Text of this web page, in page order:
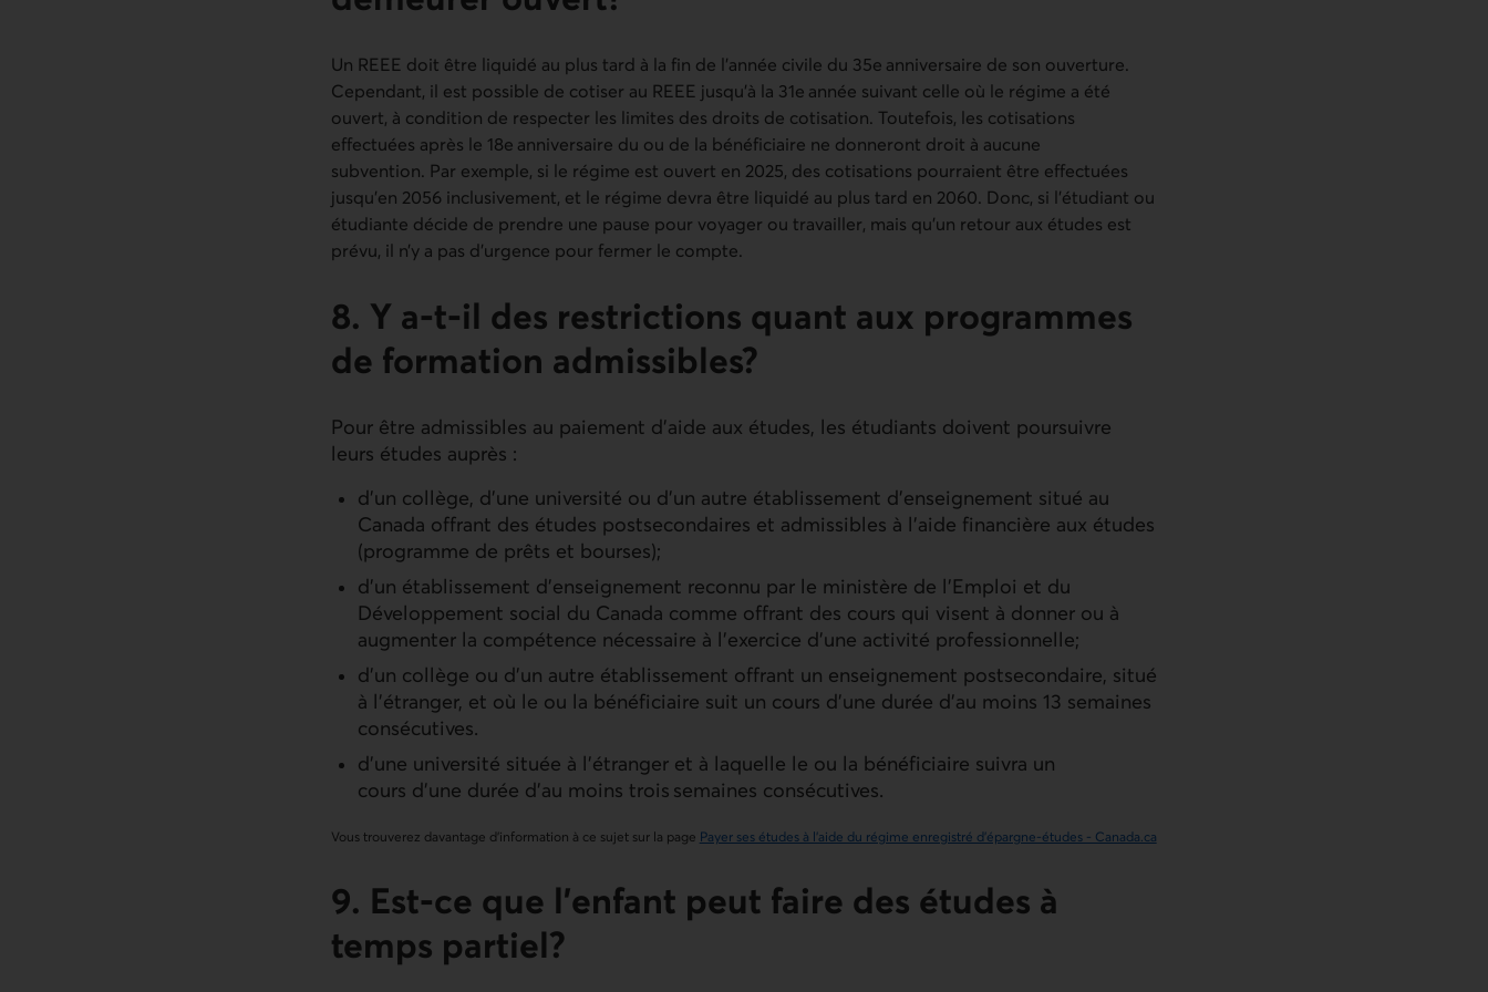
Un REEE doit être liquidé au plus tard à la fin de l’année civile du 35e anniversaire de son ouverture.
Cependant, il est possible de cotiser au REEE jusqu’à la 31e année suivant celle où le régime a été
ouvert, à condition de respecter les limites des droits de cotisation. Toutefois, les cotisations
effectuées après le 18e anniversaire du ou de la bénéficiaire ne donneront droit à aucune
subvention. Par exemple, si le régime est ouvert en 2025, des cotisations pourraient être effectuées
jusqu’en 2056 inclusivement, et le régime devra être liquidé au plus tard en 2060. Donc, si l’étudiant ou
étudiante décide de prendre une pause pour voyager ou travailler, mais qu’un retour aux études est
prévu, il n’y a pas d’urgence pour fermer le compte.
8. Y a-t-il des restrictions quant aux programmes
de formation admissibles?
Pour être admissibles au paiement d’aide aux études, les étudiants doivent poursuivre
leurs études auprès :
d’un collège, d’une université ou d’un autre établissement d’enseignement situé au
Canada offrant des études postsecondaires et admissibles à l’aide financière aux études
(programme de prêts et bourses);
d’un établissement d’enseignement reconnu par le ministère de l’Emploi et du
Développement social du Canada comme offrant des cours qui visent à donner ou à
augmenter la compétence nécessaire à l’exercice d’une activité professionnelle;
d’un collège ou d’un autre établissement offrant un enseignement postsecondaire, situé
à l’étranger, et où le ou la bénéficiaire suit un cours d’une durée d’au moins 13 semaines
consécutives.
d’une université située à l’étranger et à laquelle le ou la bénéficiaire suivra un
cours d’une durée d’au moins trois semaines consécutives.
Vous trouverez davantage d’information à ce sujet sur la page Payer ses études à l’aide du régime enregistré d’épargne-études - Canada.ca
9. Est-ce que l’enfant peut faire des études à
temps partiel?